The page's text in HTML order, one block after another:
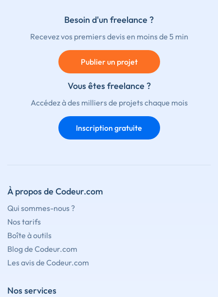
Besoin d'un freelance ?
Recevez vos premiers devis en moins de 5 min
Publier un projet
Vous êtes freelance ?
Accédez à des milliers de projets chaque mois
Inscription gratuite
À propos de Codeur.com
Qui sommes-nous ?
Nos tarifs
Boîte à outils
Blog de Codeur.com
Les avis de Codeur.com
Nos services